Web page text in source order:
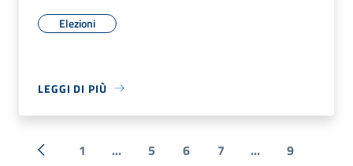
Elezioni
LEGGI DI PIÙ
« Precedente
1 ... 5 6 7 ... 9